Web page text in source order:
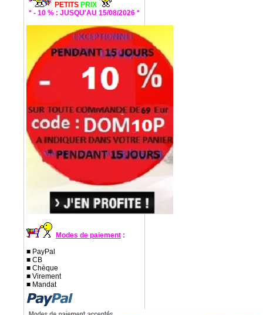
PETITS PRIX
* - 10 % : JUSQU'AU 15/08/2026 *
Modes de paiement :
■ PayPal
■ CB
■ Chèque
■ Virement
■ Mandat